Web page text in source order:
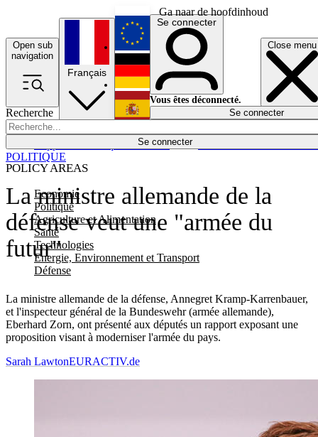
Ga naar de hoofdinhoud
Open sub
navigation
Close menu
Recherche
Se connecter
POLICY AREAS
Economie
Politique
Agriculture et Alimentation
Santé
Technologies
Energie, Environnement et Transport
Défense
Économie
Français
English
Deutsch
Español
Se connecter
Vous êtes déconnecté.
Se connecter
La ministre allemande de la
défense veut une "armée du
futur"
La ministre allemande de la défense, Annegret Kramp-Karrenbauer,
et l'inspecteur général de la Bundeswehr (armée allemande),
Eberhard Zorn, ont présenté aux députés un rapport exposant une
proposition visant à moderniser l'armée du pays.
POLITIQUE
Sarah LawtonEURACTIV.de